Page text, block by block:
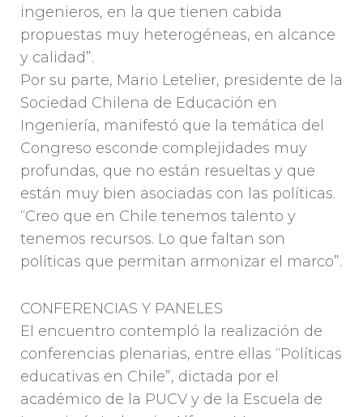
ingenieros, en la que tienen cabida
propuestas muy heterogéneas, en alcance
y calidad”.
Por su parte, Mario Letelier, presidente de la
Sociedad Chilena de Educación en
Ingeniería, manifestó que la temática del
Congreso esconde complejidades muy
profundas, que no están resueltas y que
están muy bien asociadas con las políticas.
“Creo que en Chile tenemos talento y
tenemos recursos. Lo que faltan son
políticas que permitan armonizar el marco”.
CONFERENCIAS Y PANELES
El encuentro contempló la realización de
conferencias plenarias, entre ellas “Políticas
educativas en Chile”, dictada por el
académico de la PUCV y de la Escuela de